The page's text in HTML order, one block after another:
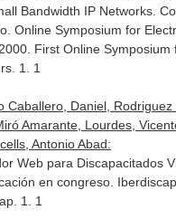
Bandwidth IP Networks.
Online Symposium for
First Online Symposium
1. 1
Caballero, Daniel,
Amarante, Lourdes,
Antonio Abad:
Web para Discapacitados
en congreso.
1. 1